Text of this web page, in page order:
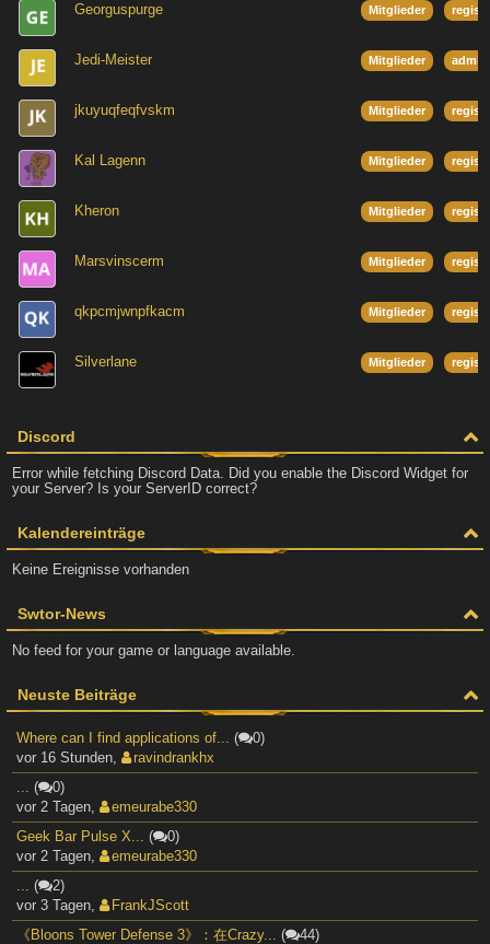
Discord
Error while fetching Discord Data. Did you enable the Discord Widget for
your Server? Is your ServerID correct?
Kalendereinträge
Keine Ereignisse vorhanden
Swtor-News
No feed for your game or language available.
Neuste Beiträge
Where can I find applications of... (
0)
vor 16 Stunden,
ravindrankhx
... (
0)
vor 2 Tagen,
emeurabe330
Geek Bar Pulse X... (
0)
vor 2 Tagen,
emeurabe330
... (
2)
vor 3 Tagen,
FrankJScott
《Bloons Tower Defense 3》：在Crazy... (
44)
Georguspurge Mitglieder
Jedi-Meister Mitglieder
jkuyuqfeqfvskm Mitglieder
Kal Lagenn Mitglieder
Kheron Mitglieder
Marsvinscerm Mitglieder
qkpcmjwnpfkacm Mitglieder
Silverlane Mitglieder